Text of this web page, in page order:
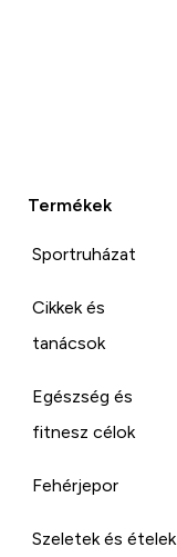
Termékek
Sportruházat
Cikkek és
tanácsok
Egészség és
fitnesz célok
Fehérjepor
Szeletek és ételek